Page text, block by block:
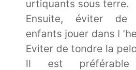
urtiquants sous terre.
Ensuite, éviter de
enfants jouer dans l
Eviter de tondre la
Il est préférable